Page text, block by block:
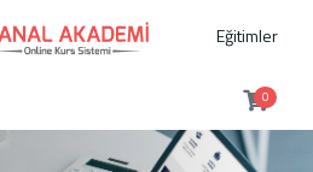
menusearch Eğitimler
0